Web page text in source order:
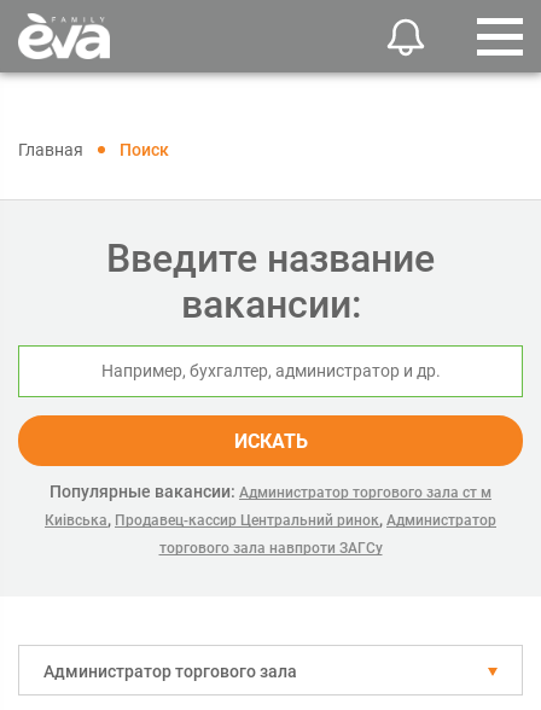
Главная Поиск
Введите название
вакансии:
ИСКАТЬ
Популярные вакансии: Администратор торгового зала ст м
Киівська, Продавец-кассир Центральний ринок, Администратор
торгового зала навпроти ЗАГСу
Администратор торгового зала